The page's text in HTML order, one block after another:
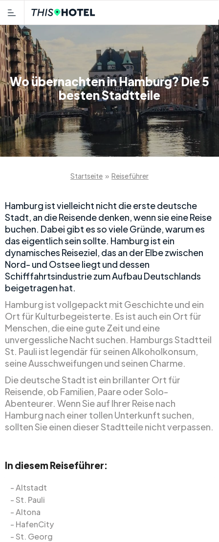
Wo übernachten in Hamburg? Die 5
besten Stadtteile
Startseite » Reiseführer
Hamburg ist vielleicht nicht die erste deutsche
Stadt, an die Reisende denken, wenn sie eine Reise
buchen. Dabei gibt es so viele Gründe, warum es
das eigentlich sein sollte. Hamburg ist ein
dynamisches Reiseziel, das an der Elbe zwischen
Nord- und Ostsee liegt und dessen
Schifffahrtsindustrie zum Aufbau Deutschlands
beigetragen hat.
Hamburg ist vollgepackt mit Geschichte und ein
Ort für Kulturbegeisterte. Es ist auch ein Ort für
Menschen, die eine gute Zeit und eine
unvergessliche Nacht suchen. Hamburgs Stadtteil
St. Pauli ist legendär für seinen Alkoholkonsum,
seine Ausschweifungen und seinen Charme.
Die deutsche Stadt ist ein brillanter Ort für
Reisende, ob Familien, Paare oder Solo-
Abenteurer. Wenn Sie auf Ihrer Reise nach
Hamburg nach einer tollen Unterkunft suchen,
sollten Sie einen dieser Stadtteile nicht verpassen.
In diesem Reiseführer:
Altstadt
St. Pauli
Altona
HafenCity
St. Georg